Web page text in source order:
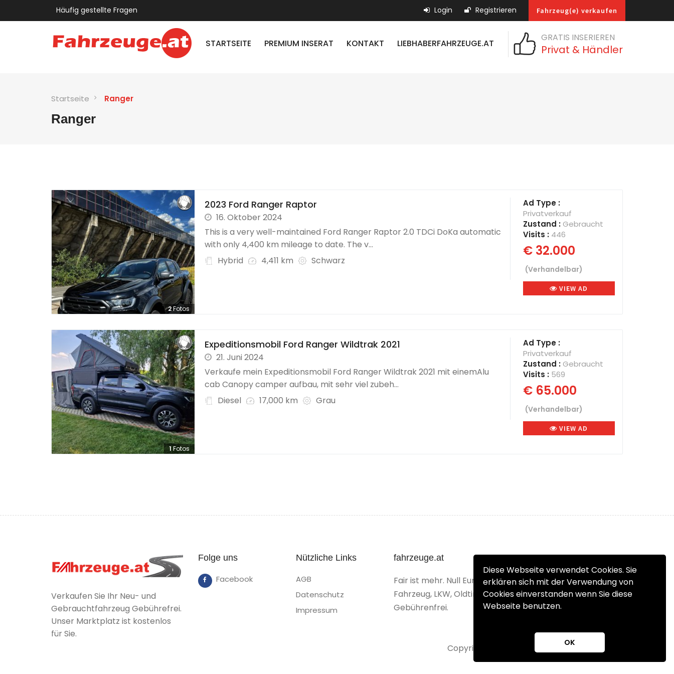
Diese Webseite verwendet Cookies. Sie
erklären sich mit der Verwendung von
Cookies einverstanden wenn Sie diese
Webseite benutzen.
OK
Häufig gestellte Fragen Login Registrieren Fahrzeug(e) verkaufen
STARTSEITE PREMIUM INSERAT KONTAKT LIEBHABERFAHRZEUGE.AT
GRATIS INSERIEREN
Privat & Händler
Startseite Ranger
Ranger
2Fotos
2023 Ford Ranger Raptor
16. Oktober 2024
This is a very well-maintained Ford Ranger Raptor 2.0 TDCi DoKa automatic
with only 4,400 km mileage to date. The v...
Hybrid
4,411 km Schwarz
Ad Type :
Privatverkauf
Zustand : Gebraucht
Visits : 446
€ 32.000
(Verhandelbar)
VIEW AD
1 Fotos
Expeditionsmobil Ford Ranger Wildtrak 2021
21. Juni 2024
Verkaufe mein Expeditionsmobil Ford Ranger Wildtrak 2021 mit einemAlu
cab Canopy camper aufbau, mit sehr viel zubeh...
Diesel
17,000 km Grau
Ad Type :
Privatverkauf
Zustand : Gebraucht
Visits : 569
€ 65.000
(Verhandelbar)
VIEW AD
Verkaufen Sie Ihr Neu- und
Gebrauchtfahrzeug Gebührefrei.
Unser Marktplatz ist kostenlos
für Sie.
Folge uns
Facebook
Nützliche Links
AGB
Datenschutz
Impressum
fahrzeuge.at
Fair ist mehr. Null Euro Einstellgebühr. Verkaufen Sie Ihr
Fahrzeug, LKW, Oldtimer, Wohnmobil oder Unfallfahrzeug
Gebührenfrei.
Copyright 2025 © fahrzeuge.at